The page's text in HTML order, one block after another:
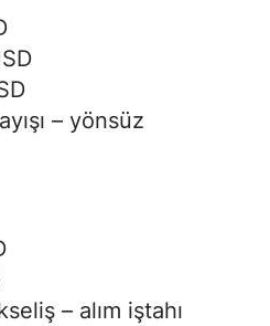
– yönsüz
– alım iştahı